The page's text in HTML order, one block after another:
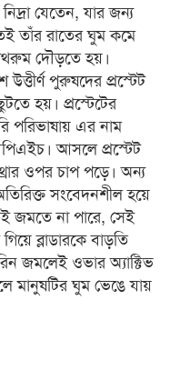
যেতেন, যার জন্য
তাঁর রাতের ঘুম কমে
দৌড়তে হয়।
পুরুষদের প্রস্টেট
হয়। প্রস্টেটের
পরিভাষায় এর নাম
আসলে প্রস্টেট
ওপর চাপ পড়ে। অন্য
সংবেদনশীল হয়ে
জমতে না পারে, সেই
ব্লাডারকে বাড়তি
জমলেই ওভার অ্যাক্টিভ
মানুষটির ঘুম ভেঙে যায়